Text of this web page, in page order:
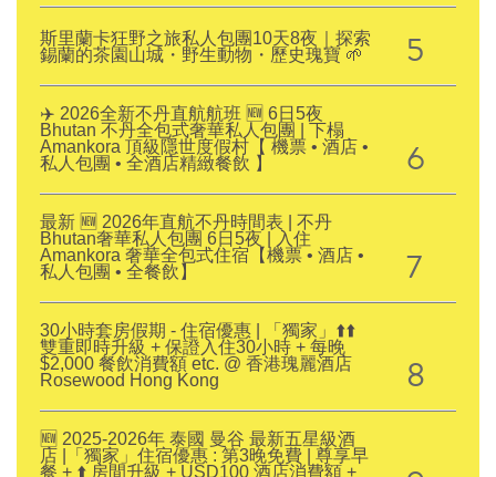
斯里蘭卡狂野之旅私人包團10天8夜｜探索
錫蘭的茶園山城・野生動物・歷史瑰寶 🌱
5
✈️ 2026全新不丹直航航班 🆕 6日5夜
Bhutan 不丹全包式奢華私人包團 | 下榻
Amankora 頂級隱世度假村【 機票 • 酒店 •
私人包團 • 全酒店精緻餐飲 】
6
最新 🆕 2026年直航不丹時間表 | 不丹
Bhutan奢華私人包團 6日5夜 | 入住
Amankora 奢華全包式住宿【機票 • 酒店 •
私人包團 • 全餐飲】
7
30小時套房假期 - 住宿優惠 | 「獨家」⬆️⬆️
雙重即時升級 + 保證入住30小時 + 每晚
$2,000 餐飲消費額 etc. @ 香港瑰麗酒店
Rosewood Hong Kong
8
🆕 2025-2026年 泰國 曼谷 最新五星級酒
店 |「獨家」住宿優惠 : 第3晚免費 | 尊享早
餐 + ⬆️ 房間升級 + USD100 酒店消費額 +